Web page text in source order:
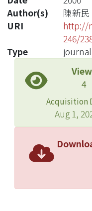
Author(s)
陳新民
URI
http://
246/
Type
4
Acquisition
Aug 1,